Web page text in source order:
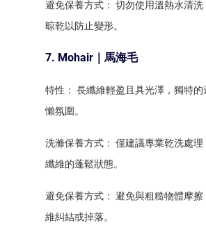
避免保養方式： 切勿使用溫熱水清
晾乾以防止變形。
7. Mohair｜馬海毛
特性： 長纖維輕盈且具光澤，獨特
懶氛圍。
洗滌保養方式： 僅建議專業乾洗處
纖維的蓬鬆狀態。
避免保養方式： 避免與粗糙物體摩
維糾結或掉落。